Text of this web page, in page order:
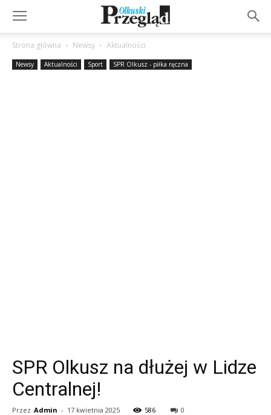
Strona główna Newsy Aktualności
Newsy Aktualności Sport SPR Olkusz - piłka ręczna
SPR Olkusz na dłużej w Lidze
Centralnej!
Przez Admin - 17 kwietnia 2025 586 0